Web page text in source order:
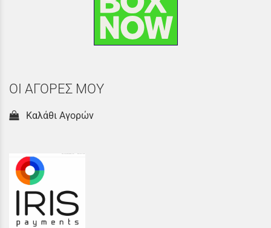
ΟΙ ΑΓΟΡΕΣ ΜΟΥ
Καλάθι Αγορών